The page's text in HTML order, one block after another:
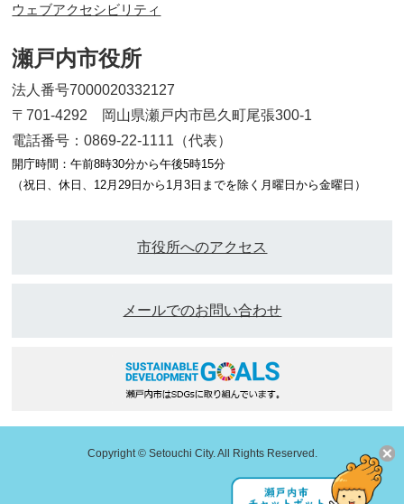
ウェブアクセシビリティ
瀬戸内市役所
法人番号7000020332127
〒701-4292 岡山県瀬戸内市邑久町尾張300-1
電話番号：0869-22-1111（代表）
開庁時間：午前8時30分から午後5時15分
（祝日、休日、12月29日から1月3日までを除く月曜日から金曜日）
市役所へのアクセス
メールでのお問い合わせ
Copyright © Setouchi City. All Rights Reserved.